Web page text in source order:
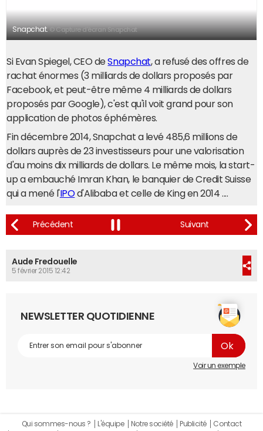
Snapchat.© Capture d'écran Snapchat
Si Evan Spiegel, CEO deSnapchat, a refusé des offres de
rachat énormes (3 milliards de dollars proposés par
Facebook, et peut-être même 4 milliards de dollars
proposés par Google), c'est qu'il voit grand pour son
application de photos éphémères.
Fin décembre 2014, Snapchat a levé 485,6 millions de
dollars auprès de 23 investisseurs pour une valorisation
d'au moins dix milliards de dollars. Le même mois, la start-
up a embauché Imran Khan, le banquier de Credit Suisse
qui a mené l'IPOd'Alibaba et celle de King en 2014 ....
Aude Fredouelle
5 février 2015 12:42
NEWSLETTER QUOTIDIENNE
Voir un exemple
Qui sommes-nous ? L'équipe Notre société Publicité Contact